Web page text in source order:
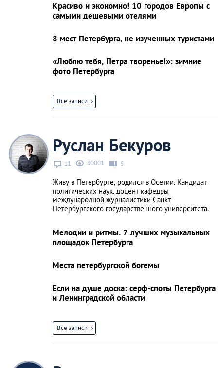
Красиво и экономно! 10 городов Европы с
самыми дешевыми отелями
8 мест Петербурга, не изученных туристами
«Люблю тебя, Петра творенье!»: зимние
фото Петербурга
Все записи
Руслан Бекуров
11 90001 6
Живу в Петербурге, родился в Осетии. Кандидат
политических наук, доцент кафедры
международной журналистики Санкт-
Петербургского государственного университета.
Мелодии и ритмы. 7 лучших музыкальных
площадок Петербурга
Места петербургской богемы
Если на душе доска: серф-споты Петербурга
и Ленинградской области
Все записи